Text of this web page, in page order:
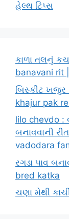
હેલ્થ ટિપ્સ
કાળા તલનું
banavani rit
બિસ્કીટ ખજુર
khajur pak
lilo chevdo :
બનાવવાની
vadodara
રગડા પાવ
bred katka
ચણા મેથી